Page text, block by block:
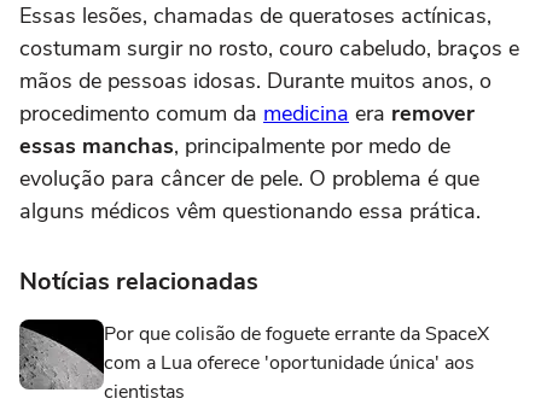
Essas lesões, chamadas de queratoses actínicas,
costumam surgir no rosto, couro cabeludo, braços e
mãos de pessoas idosas. Durante muitos anos, o
procedimento comum da medicina era remover
essas manchas, principalmente por medo de
evolução para câncer de pele. O problema é que
alguns médicos vêm questionando essa prática.
Notícias relacionadas
Por que colisão de foguete errante da SpaceX
com a Lua oferece 'oportunidade única' aos
cientistas